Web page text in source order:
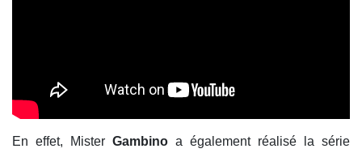
En effet, Mister Gambino a également réalisé la série